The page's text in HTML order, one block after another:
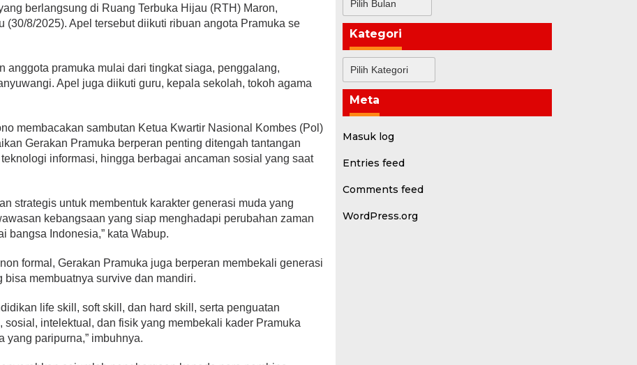
berlangsung di Ruang Terbuka Hijau (RTH) Maron,
(30/8/2025). Apel tersebut diikuti ribuan angota Pramuka se
anggota pramuka mulai dari tingkat siaga, penggalang,
Apel juga diikuti guru, kepala sekolah, tokoh agama
membacakan sambutan Ketua Kwartir Nasional Kombes (Pol)
Gerakan Pramuka berperan penting ditengah tantangan
informasi, hingga berbagai ancaman sosial yang saat
strategis untuk membentuk karakter generasi muda yang
kebangsaan yang siap menghadapi perubahan zaman
bangsa Indonesia,” kata Wabup.
formal, Gerakan Pramuka juga berperan membekali generasi
membuatnya survive dan mandiri.
life skill, soft skill, dan hard skill, serta penguatan
sosial, intelektual, dan fisik yang membekali kader Pramuka
yang paripurna,” imbuhnya.
Kategori
Meta
Masuk log
Entries feed
Comments feed
WordPress.org